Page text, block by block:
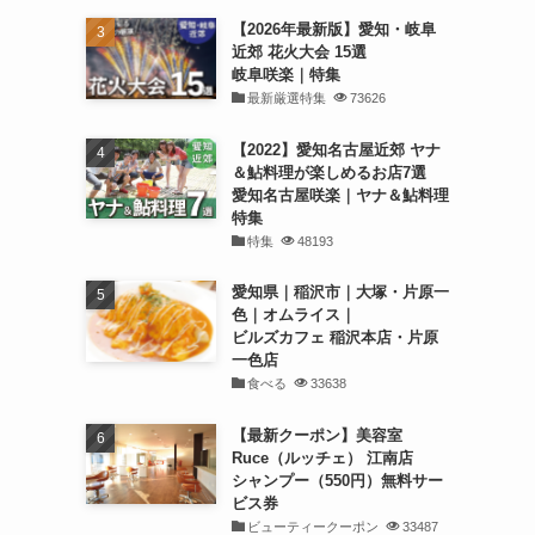
【2026年最新版】愛知・岐阜
近郊 花火大会 15選
岐阜咲楽｜特集
最新厳選特集 73626
【2022】愛知名古屋近郊 ヤナ
＆鮎料理が楽しめるお店7選
愛知名古屋咲楽｜ヤナ＆鮎料理
特集
特集 48193
愛知県｜稲沢市｜大塚・片原一
色｜オムライス｜
ビルズカフェ 稲沢本店・片原
一色店
食べる 33638
【最新クーポン】美容室
Ruce（ルッチェ） 江南店
シャンプー（550円）無料サー
ビス券
ビューティークーポン 33487